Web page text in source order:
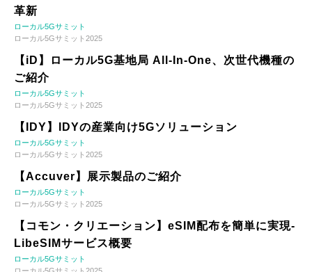
革新
ローカル5Gサミット
ローカル5Gサミット2025
【iD】ローカル5G基地局 All-In-One、次世代機種の
ご紹介
ローカル5Gサミット
ローカル5Gサミット2025
【IDY】IDYの産業向け5Gソリューション
ローカル5Gサミット
ローカル5Gサミット2025
【Accuver】展示製品のご紹介
ローカル5Gサミット
ローカル5Gサミット2025
【コモン・クリエーション】eSIM配布を簡単に実現-
LibeSIMサービス概要
ローカル5Gサミット